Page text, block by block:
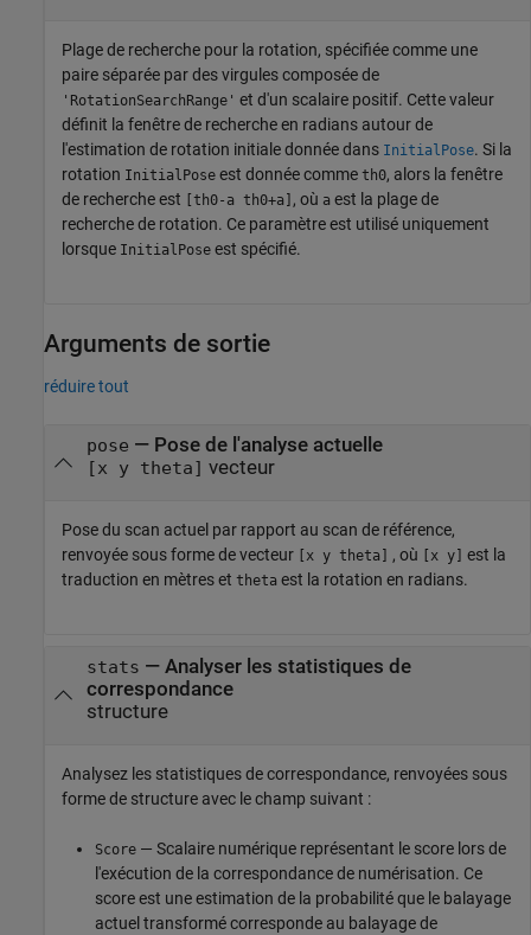
Plage de recherche pour la rotation, spécifiée comme une
paire séparée par des virgules composée de
'RotationSearchRange' et d'un scalaire positif. Cette valeur
définit la fenêtre de recherche en radians autour de
l'estimation de rotation initiale donnée dans InitialPose. Si la
rotation InitialPose est donnée comme th0, alors la fenêtre
de recherche est [th0-a th0+a] , où a est la plage de
recherche de rotation. Ce paramètre est utilisé uniquement
lorsque InitialPose est spécifié.
Arguments de sortie
réduire tout
pose — Pose de l'analyse actuelle
[x y theta] vecteur
Pose du scan actuel par rapport au scan de référence,
renvoyée sous forme de vecteur
[x y theta] , où [x y]
est la
traduction en mètres et theta est la rotation en radians.
stats — Analyser les statistiques de
correspondance
structure
Analysez les statistiques de correspondance, renvoyées sous
forme de structure avec le champ suivant :
Score — Scalaire numérique représentant le score lors de
l'exécution de la correspondance de numérisation. Ce
score est une estimation de la probabilité que le balayage
actuel transformé corresponde au balayage de